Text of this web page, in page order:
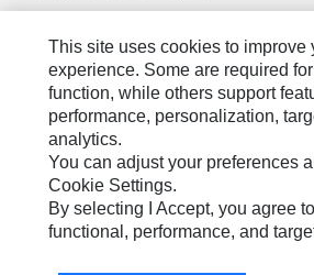
Mapa Do Local
Cookie Settings
Legal
Privacidade
This site uses cookies to improve
experience. Some are required
function, while others support
performance, personalization,
analytics.
You can adjust your preferences
Cookie Settings.
By selecting I Accept, you agree
functional, performance, and